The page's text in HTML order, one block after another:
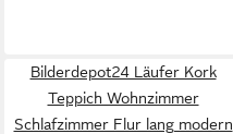
Bilderdepot24 Läufer Kork
Teppich Wohnzimmer
Schlafzimmer Flur lang modern